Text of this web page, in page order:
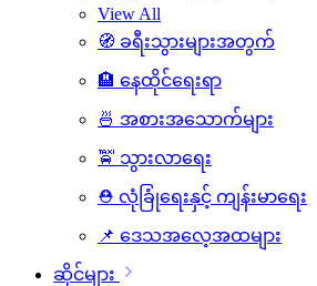
View All
🧭 ခရီးသွားများအတွက်
🏨 နေထိုင်ရေးရာ
🍜 အစားအသောက်များ
🚖 သွားလာရေး
⛑️ လုံခြုံရေးနှင့် ကျန်းမာရေး
📌 ဒေသအလေ့အထများ
ဆိုင်များ